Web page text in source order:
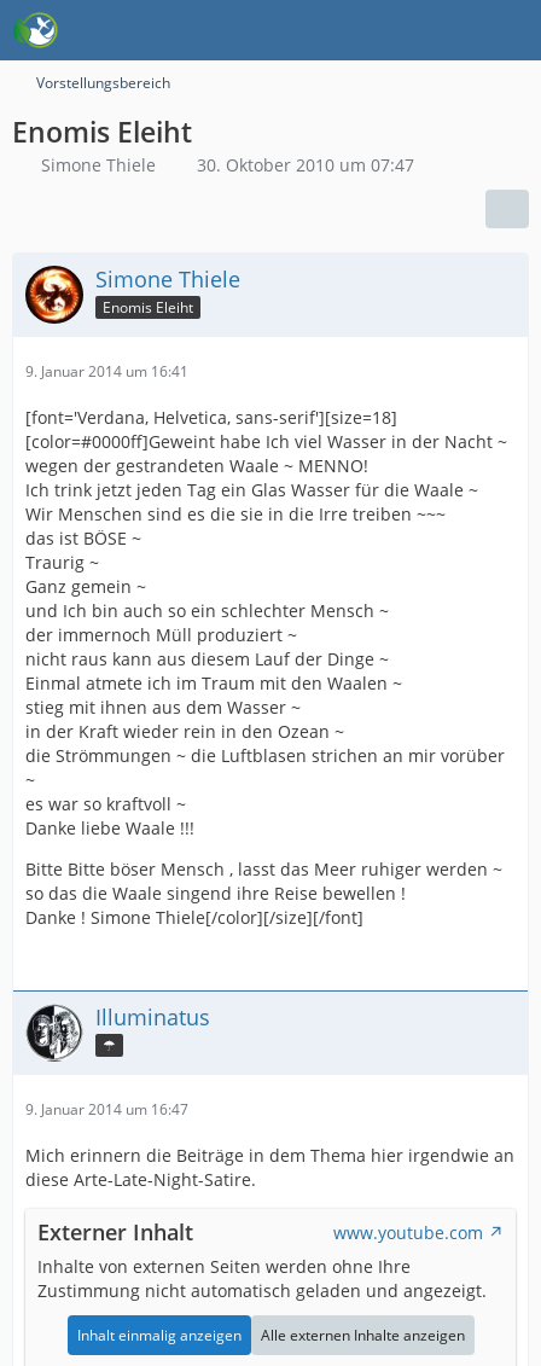
Vorstellungsbereich
Enomis Eleiht
Simone Thiele 30. Oktober 2010 um 07:47
Simone Thiele
Enomis Eleiht
9. Januar 2014 um 16:41
[font='Verdana, Helvetica, sans-serif'][size=18]
[color=#0000ff]Geweint habe Ich viel Wasser in der Nacht ~
wegen der gestrandeten Waale ~ MENNO!
Ich trink jetzt jeden Tag ein Glas Wasser für die Waale ~
Wir Menschen sind es die sie in die Irre treiben ~~~
das ist BÖSE ~
Traurig ~
Ganz gemein ~
und Ich bin auch so ein schlechter Mensch ~
der immernoch Müll produziert ~
nicht raus kann aus diesem Lauf der Dinge ~
Einmal atmete ich im Traum mit den Waalen ~
stieg mit ihnen aus dem Wasser ~
in der Kraft wieder rein in den Ozean ~
die Strömmungen ~ die Luftblasen strichen an mir vorüber
~
es war so kraftvoll ~
Danke liebe Waale !!!
Bitte Bitte böser Mensch , lasst das Meer ruhiger werden ~
so das die Waale singend ihre Reise bewellen !
Danke ! Simone Thiele[/color][/size][/font]
Illuminatus
☂
9. Januar 2014 um 16:47
Mich erinnern die Beiträge in dem Thema hier irgendwie an
diese Arte-Late-Night-Satire.
Externer Inhalt
www.youtube.com
Inhalte von externen Seiten werden ohne Ihre
Zustimmung nicht automatisch geladen und angezeigt.
Inhalt einmalig anzeigen Alle externen Inhalte anzeigen